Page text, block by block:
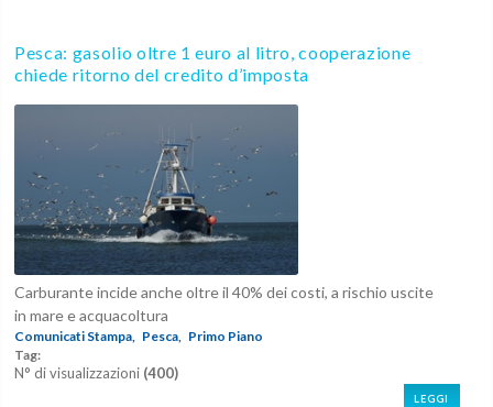
Pesca: gasolio oltre 1 euro al litro, cooperazione
chiede ritorno del credito d’imposta
Carburante incide anche oltre il 40% dei costi, a rischio uscite
in mare e acquacoltura
Comunicati Stampa, Pesca, Primo Piano
Tag:
N° di visualizzazioni (400)
LEGGI